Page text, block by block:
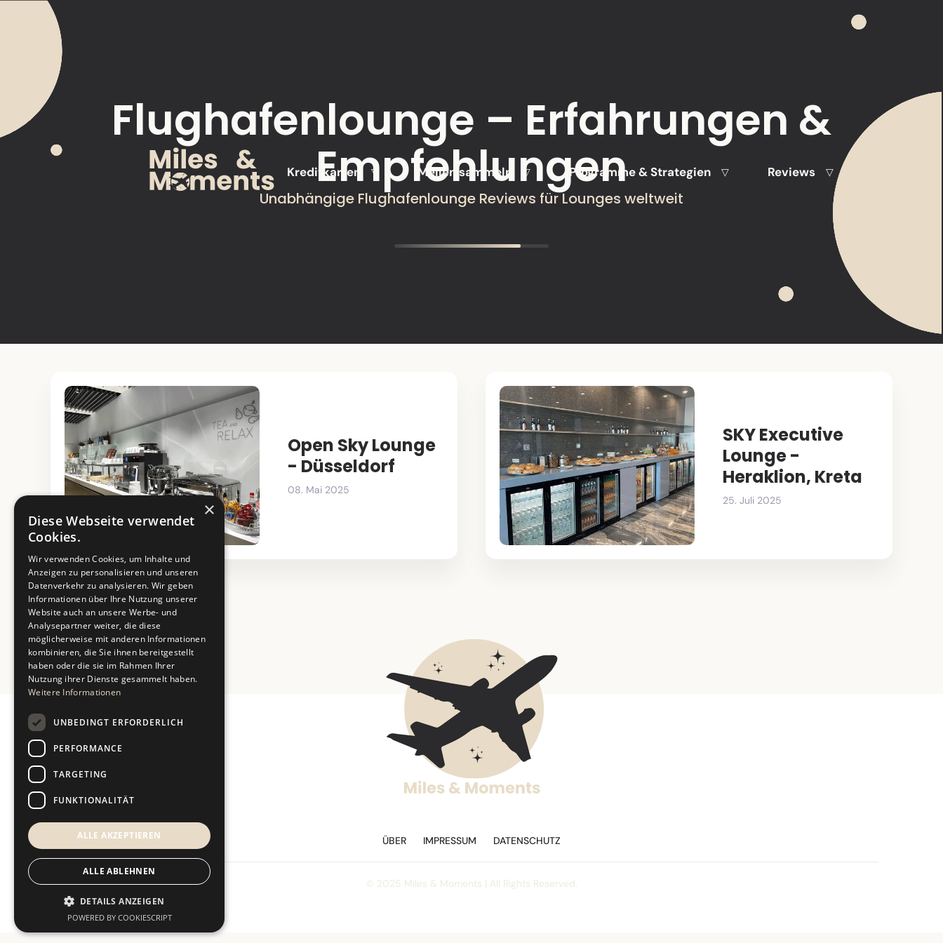
Kreditkarten ▽ Meilen sammeln ▽ Programme & Strategien ▽ Reviews ▽
Flughafenlounge – Erfahrungen &
Empfehlungen
Unabhängige Flughafenlounge Reviews für Lounges weltweit
Open Sky Lounge
- Düsseldorf
08. Mai 2025
SKY Executive
Lounge -
Heraklion, Kreta
25. Juli 2025
ÜBER IMPRESSUM DATENSCHUTZ
© 2025 Miles & Moments | All Rights Reserved.
×
Diese Webseite verwendet
Cookies.
Wir verwenden Cookies, um Inhalte und
Anzeigen zu personalisieren und unseren
Datenverkehr zu analysieren. Wir geben
Informationen über Ihre Nutzung unserer
Website auch an unsere Werbe- und
Analysepartner weiter, die diese
möglicherweise mit anderen Informationen
kombinieren, die Sie ihnen bereitgestellt
haben oder die sie im Rahmen Ihrer
Nutzung ihrer Dienste gesammelt haben.
Weitere Informationen
UNBEDINGT ERFORDERLICH
PERFORMANCE
TARGETING
FUNKTIONALITÄT
ALLE AKZEPTIEREN
ALLE ABLEHNEN
DETAILS ANZEIGEN
POWERED BY COOKIESCRIPT